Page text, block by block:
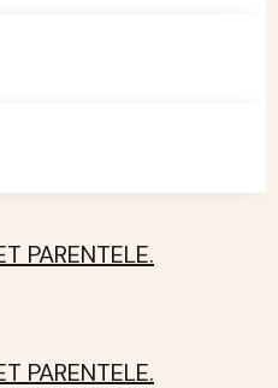
PARENTELE.
PARENTELE.